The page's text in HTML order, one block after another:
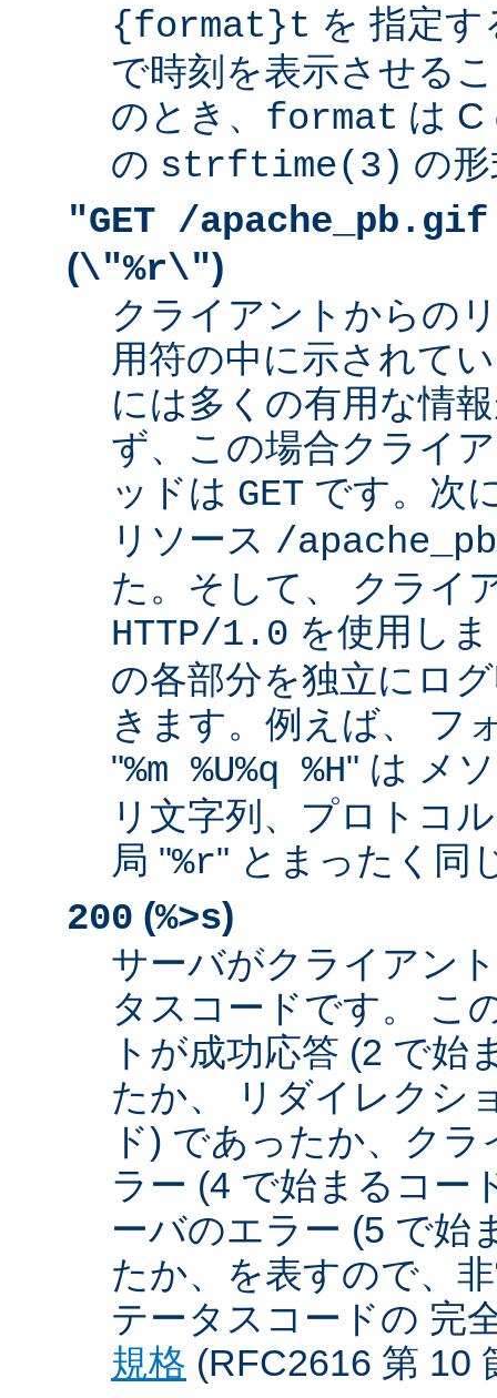
{format}t を 指定
で時刻を表示させる
のとき、 format は C
の strftime(3) の
"GET /
(\"%r\")
クライアントからの
用符の中に示されて
には多くの有用な情
ず、この場合クライ
ッドは GET です。次
リソース /
た。そして、 クライ
HTTP/1.0 を使用し
の各部分を独立にロ
きます。例えば、 フ
"%m %U%q %H" は メ
リ文字列、プロトコ
局 "%r" とまったく同
200 (%>s)
サーバがクライアン
タスコードです。 こ
トが成功応答 (2 で始
たか、 リダイレクシ
ド) であったか、ク
ラー (4 で始まるコー
ーバのエラー (5 で始
たか、を表すので、
テータスコードの 完
規格 (RFC2616 第 10